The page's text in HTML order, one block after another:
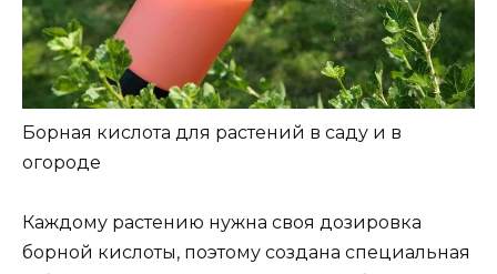
Борная кислота для растений в саду и в
огороде
Каждому растению нужна своя дозировка
борной кислоты, поэтому создана специальная